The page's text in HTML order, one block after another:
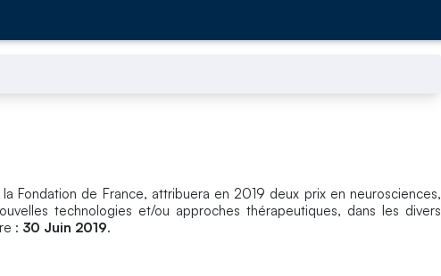
Fondation de France, attribuera en 2019 deux prix en neurosciences,
technologies et/ou approches thérapeutiques, dans les divers
: 30 Juin 2019.